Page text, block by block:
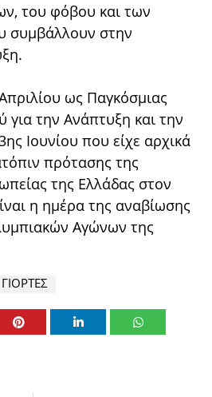
του φόβου και των
συμβάλλουν στην
ως Παγκόσμιας
για την Ανάπτυξη και την
Ιουνίου που είχε αρχικά
πρότασης της
της Ελλάδας στον
η ημέρα της αναβίωσης
Αγώνων της
ΓΙΟΡΤΕΣ